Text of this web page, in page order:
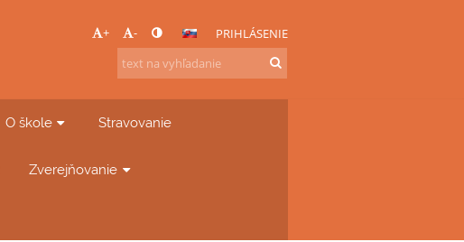
+ - PRIHLÁSENIE
O škole Stravovanie
Zverejňovanie